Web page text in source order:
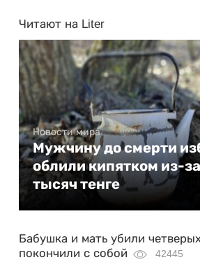
Читают на Liter
Новости мира
Мужчину до смерти
облили кипятком из-
тысяч тенге
Бабушка и мать убили
покончили с собой
42445